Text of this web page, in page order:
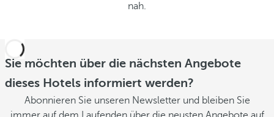
nah.
Sie möchten über die nächsten Angebote
dieses Hotels informiert werden?
Abonnieren Sie unseren Newsletter und bleiben Sie